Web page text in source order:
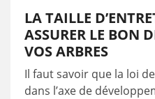
LA TAILLE
ASSURER LE BON
VOS ARBRES
Il faut savoir que la loi
dans l’axe de